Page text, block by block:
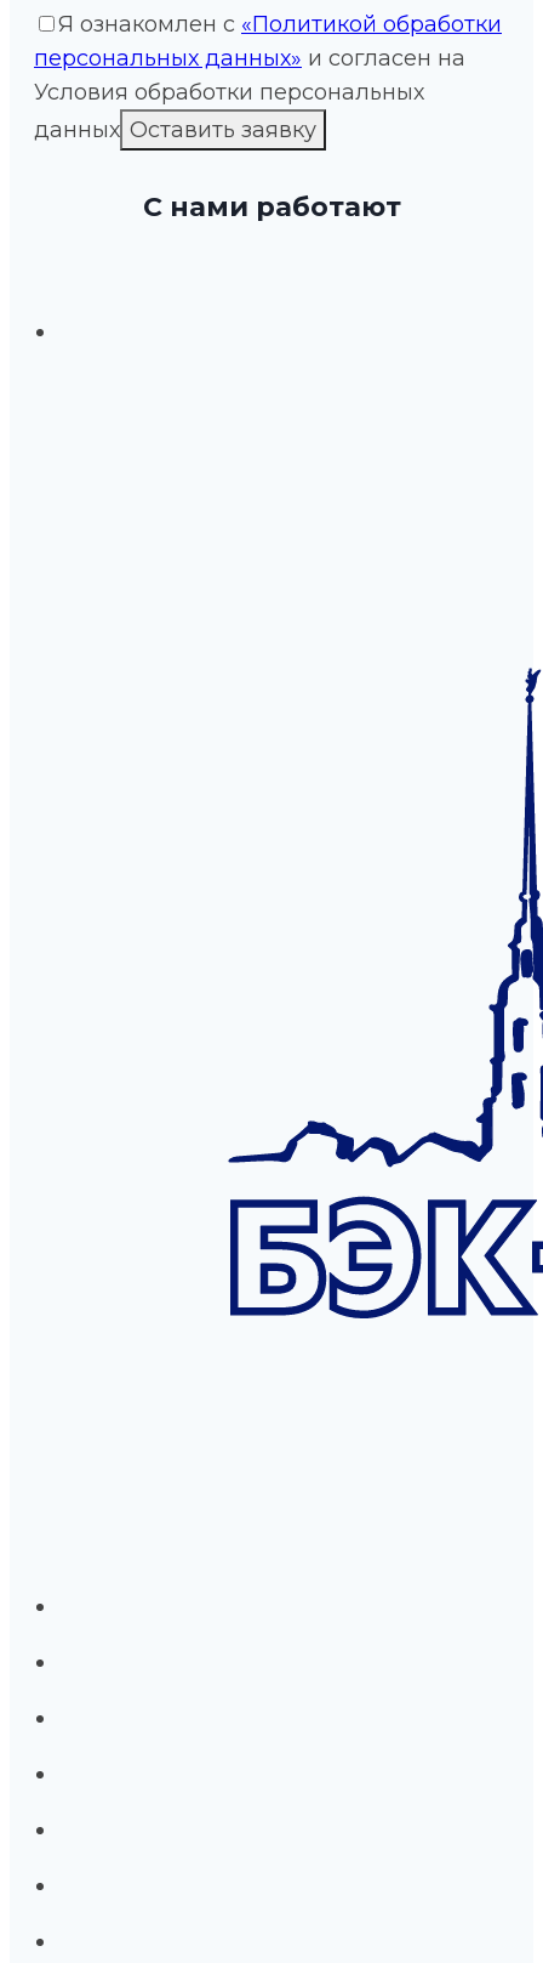
Я ознакомлен с «Политикой обработки
персональных данных» и согласен на
Условия обработки персональных
данных
С нами работают